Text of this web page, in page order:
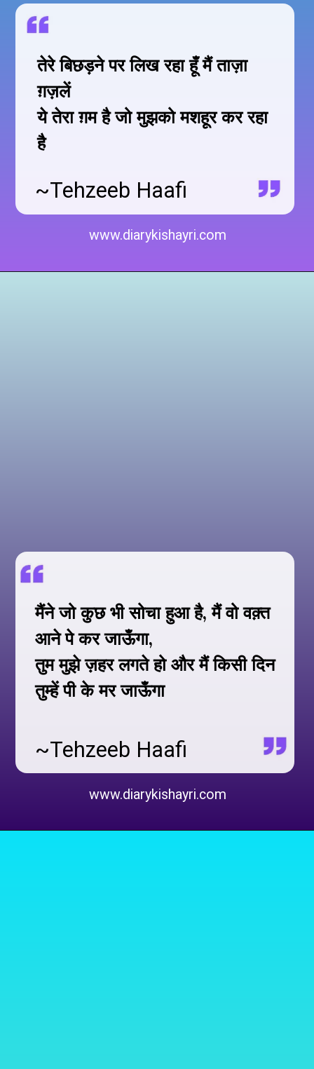
तेरे बिछड़ने पर लिख रहा हूँ मैं ताज़ा
ग़ज़लें
ये तेरा ग़म है जो मुझको मशहूर कर रहा
है
www.diarykishayri.com
~Tehzeeb Haafi
मैंने जो कुछ भी सोचा हुआ है, मैं वो वक़्त
आने पे कर जाऊँगा,
तुम मुझे ज़हर लगते हो और मैं किसी दिन
तुम्हें पी के मर जाऊँगा
www.diarykishayri.com
~Tehzeeb Haafi